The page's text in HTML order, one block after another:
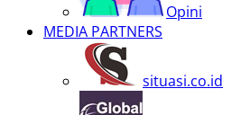
Opini
MEDIA PARTNERS
situasi.co.id